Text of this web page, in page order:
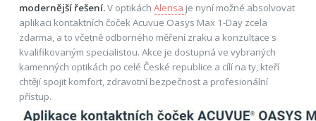
modernější řešení.V optikách Alensa je nyní možné absolvovat
aplikaci kontaktních čoček Acuvue Oasys Max 1-Day zcela
zdarma, a to včetně odborného měření zraku a konzultace s
kvalifikovaným specialistou. Akce je dostupná ve vybraných
kamenných optikách po celé České republice a cílí na ty, kteří
chtějí spojit komfort, zdravotní bezpečnost a profesionální
přístup.